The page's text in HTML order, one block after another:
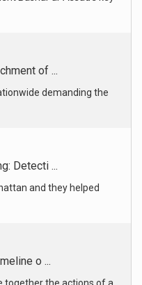
Detecti ...
and they helped
o ...
the actions of a
of Mot ...